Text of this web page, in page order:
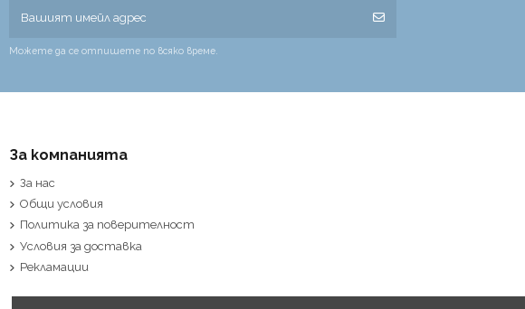
Можете да се отпишете по всяко време.
За компанията
За нас
Общи условия
Политика за поверителност
Условия за доставка
Рекламации